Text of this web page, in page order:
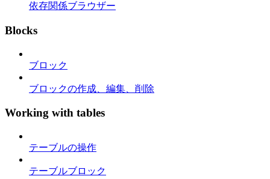
依存関係ブラウザー
Blocks
ブロック
ブロックの作成、編集、削除
Working with tables
テーブルの操作
テーブルブロック